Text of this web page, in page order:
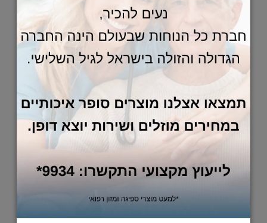
פתרון פשוט
1,018
849
הוסף לסל